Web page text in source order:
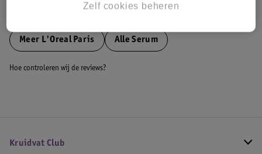
Meer L'Oreal Paris Alle Serum
Hoe controleren wij de reviews?
Kruidvat Club
Zelf cookies beheren